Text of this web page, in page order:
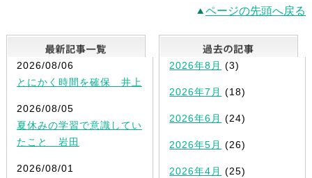
ページの先頭へ戻る
最新記事一覧
2026/08/06
とにかく時間を確保 井上
2026/08/05
夏休みの学習で意識してい
たこと 岩田
2026/08/01
2026年8月 (3)
2026年7月 (18)
2026年6月 (24)
2026年5月 (26)
2026年4月 (25)